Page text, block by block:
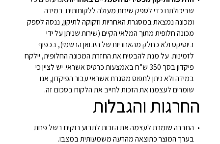
שביכולתנו כדי לספק שירות מעולה ללקוחותינו. במידה
ומכונה נמצאת במסגרת האחריות וזקוקה לתיקון, ננסה לספק
מכונה חלופית מתוך המלאי הקיים (שירות שניתן על ידי
ביוטיקס ולא כחלק מהאחריות של היבואן הרשמי), בכפוף
לזמינות. על מנת להבטיח את החזרת המכונה החלופית, יילקח
פיקדון בסך 350 ש”ח באמצעות כרטיס אשראי. יש לציין כי
במידה ולא ניתן לתפוס מסגרת אשראי עבור הפיקדון, אנו
שומרים לעצמנו את הזכות לחייב את הלקוח בסכום זה.
החרגות והגבלות
החברה שומרת לעצמה את הזכות לתבוע נזקים בשל פחת
בערך המוצר כתוצאה מהרעה משמעותית במצבו.